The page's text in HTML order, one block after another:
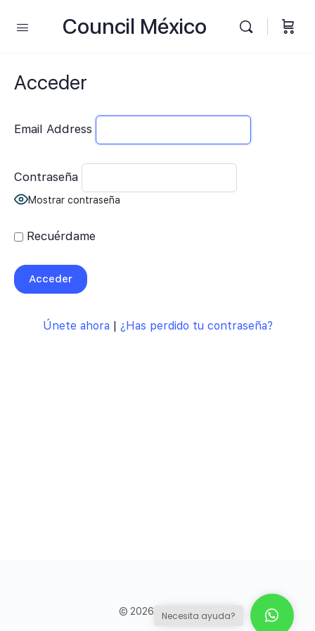
Council México
Acceder
Email Address
Contraseña
Mostrar contraseña
Recuérdame
Únete ahora | ¿Has perdido tu contraseña?
© 2026 - CouncilNecesita ayuda?